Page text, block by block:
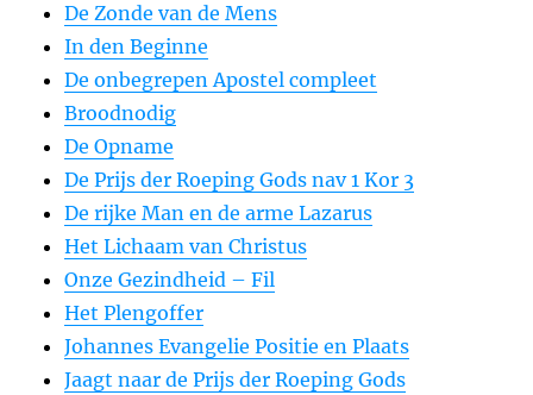
De Zonde van de Mens
In den Beginne
De onbegrepen Apostel compleet
Broodnodig
De Opname
De Prijs der Roeping Gods nav 1 Kor 3
De rijke Man en de arme Lazarus
Het Lichaam van Christus
Onze Gezindheid – Fil
Het Plengoffer
Johannes Evangelie Positie en Plaats
Jaagt naar de Prijs der Roeping Gods